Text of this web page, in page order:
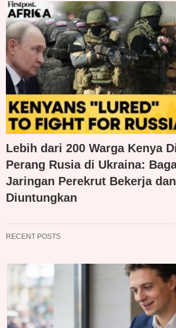
Lebih dari 200 Warga Kenya
Perang Rusia di Ukraina:
Jaringan Perekrut Bekerja
Diuntungkan
RECENT POSTS